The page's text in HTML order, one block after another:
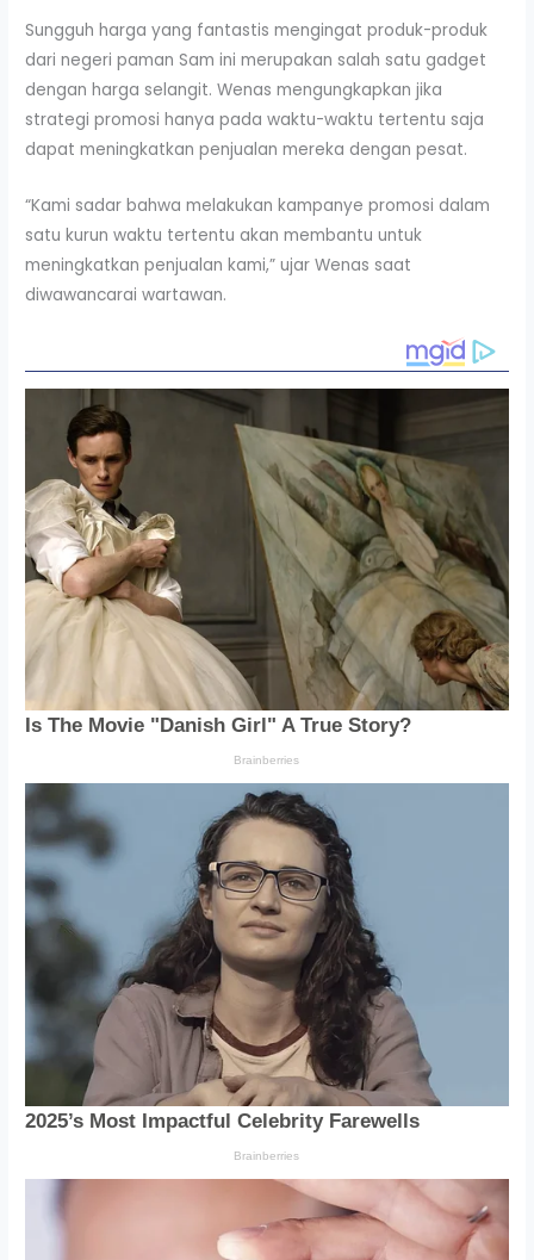
Sungguh harga yang fantastis mengingat produk-produk
dari negeri paman Sam ini merupakan salah satu gadget
dengan harga selangit. Wenas mengungkapkan jika
strategi promosi hanya pada waktu-waktu tertentu saja
dapat meningkatkan penjualan mereka dengan pesat.
“Kami sadar bahwa melakukan kampanye promosi dalam
satu kurun waktu tertentu akan membantu untuk
meningkatkan penjualan kami,” ujar Wenas saat
diwawancarai wartawan.